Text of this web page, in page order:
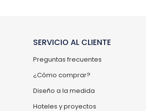
SERVICIO AL CLIENTE
Preguntas frecuentes
¿Cómo comprar?
Diseño a la medida
Hoteles y proyectos